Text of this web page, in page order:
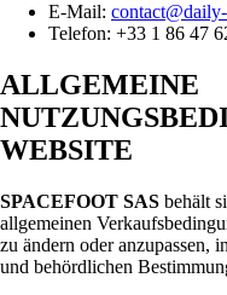
E-Mail:
Telefon: +33 1 86 47
ALLGEMEINE
WEBSITE
SPACEFOOT SAS behält
allgemeinen
zu ändern oder anzupassen,
und behördlichen